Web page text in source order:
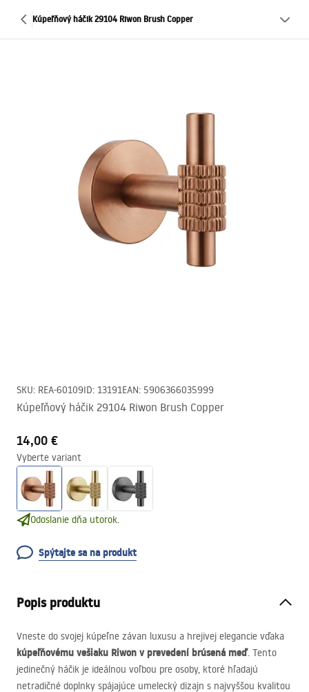
Kúpeľňový háčik 29104 Riwon Brush Copper
SKU: REA-60109ID: 13191EAN: 5906366035999
Kúpeľňový háčik 29104 Riwon Brush Copper
14,00 €
Vyberte variant
Odoslanie dňa utorok.
Spýtajte sa na produkt
Popis produktu
Vneste do svojej kúpeľne závan luxusu a hrejivej elegancie vďaka
kúpeľňovému vešiaku Riwon v prevedení brúsená meď. Tento
jedinečný háčik je ideálnou voľbou pre osoby, ktoré hľadajú
netradičné doplnky spájajúce umelecký dizajn s najvyššou kvalitou